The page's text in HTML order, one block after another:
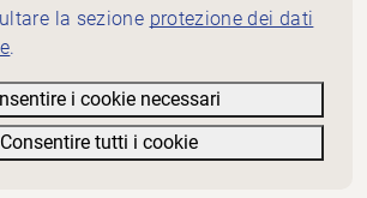
Filtri
la sezione protezione dei dati
.
i cookie necessari
Consentire tutti i cookie